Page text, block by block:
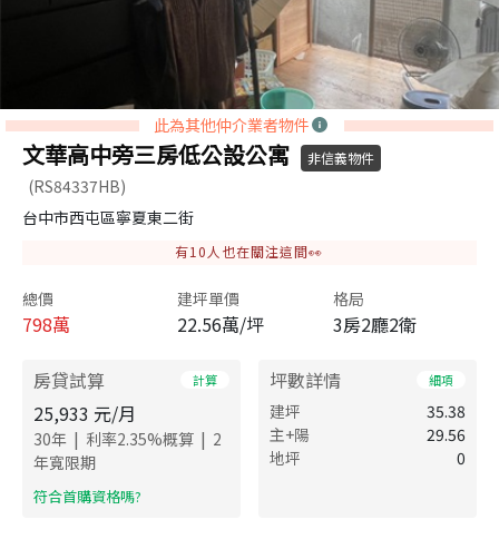
此為其他仲介業者物件
文華高中旁三房低公設公寓 非信義物件
(RS84337HB)
台中市西屯區寧夏東二街
有10 人也在關注這間👀
總價
798萬
建坪單價
22.56萬/坪
格局
3房2廳2衛
房貸試算 計算
25,933 元/月
30年 | 利率2.35%概算 | 2
年寬限期
​符合首購資格嗎?
坪數詳情 細項
建坪
35.38
主+陽
29.56
地坪
0